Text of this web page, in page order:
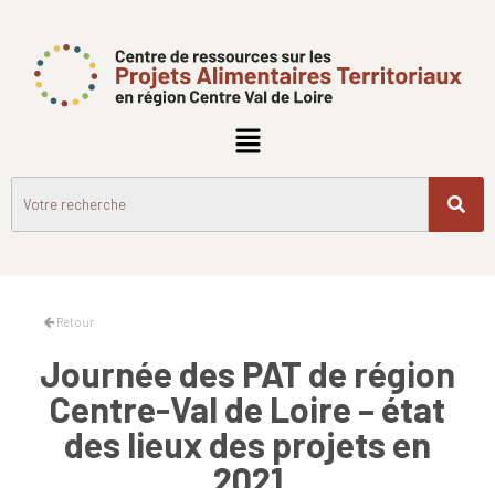
Retour
Journée des PAT de région
Centre-Val de Loire – état
des lieux des projets en
2021